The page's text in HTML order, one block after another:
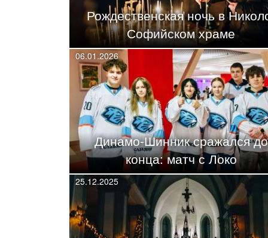
Рождественская ночь в
Софийском храме
06.01.2026
Динамо-Шинник сражался до
конца: матч с Локо
25.12.2025